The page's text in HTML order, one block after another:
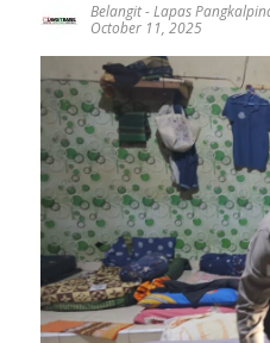
Belangit-Lapas
October 11, 2025